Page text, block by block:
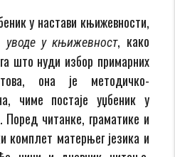
у настави књижевности,
уводе у књижевност, како
што нуди избор примарних
она је методичко-
чиме постаје уџбеник у
читанке, граматике и
комплет матерњег језика и